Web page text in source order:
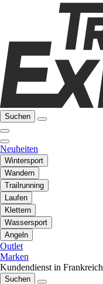
Suchen
Neuheiten
Wintersport
Wandern
Trailrunning
Laufen
Klettern
Wassersport
Angeln
Outlet
Marken
Kundendienst in Frankreich
Suchen